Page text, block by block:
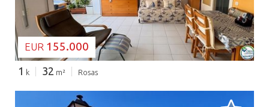
EUR 155.000
1 k 32 m² Rosas